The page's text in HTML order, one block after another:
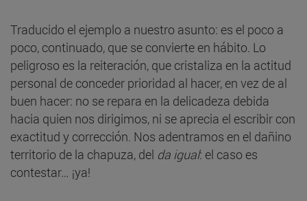
Traducido el ejemplo a nuestro asunto: es el poco a
poco, continuado, que se convierte en hábito. Lo
peligroso es la reiteración, que cristaliza en la actitud
personal de conceder prioridad al hacer, en vez de al
buen hacer: no se repara en la delicadeza debida
hacia quien nos dirigimos, ni se aprecia el escribir con
exactitud y corrección. Nos adentramos en el dañino
territorio de la chapuza, del da igual: el caso es
contestar… ¡ya!